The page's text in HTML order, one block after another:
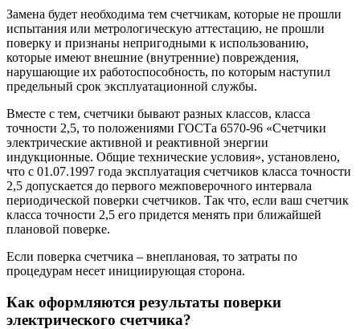
Замена будет необходима тем счетчикам, которые не прошли
испытания или метрологическую аттестацию, не прошли
поверку и признаны непригодными к использованию,
которые имеют внешние (внутренние) повреждения,
нарушающие их работоспособность, по которым наступил
предельный срок эксплуатационной службы.
Вместе с тем, счетчики бывают разных классов, класса
точности 2,5, то положениями ГОСТа 6570-96 «Счетчики
электрические активной и реактивной энергии
индукционные. Общие технические условия», установлено,
что с 01.07.1997 года эксплуатация счетчиков класса точности
2,5 допускается до первого межповерочного интервала
периодической поверки счетчиков. Так что, если ваш счетчик
класса точности 2,5 его придется менять при ближайшей
плановой поверке.
Если поверка счетчика – внеплановая, то затраты по
процедурам несет инициирующая сторона.
Как оформляются результаты поверки
электрического счетчика?